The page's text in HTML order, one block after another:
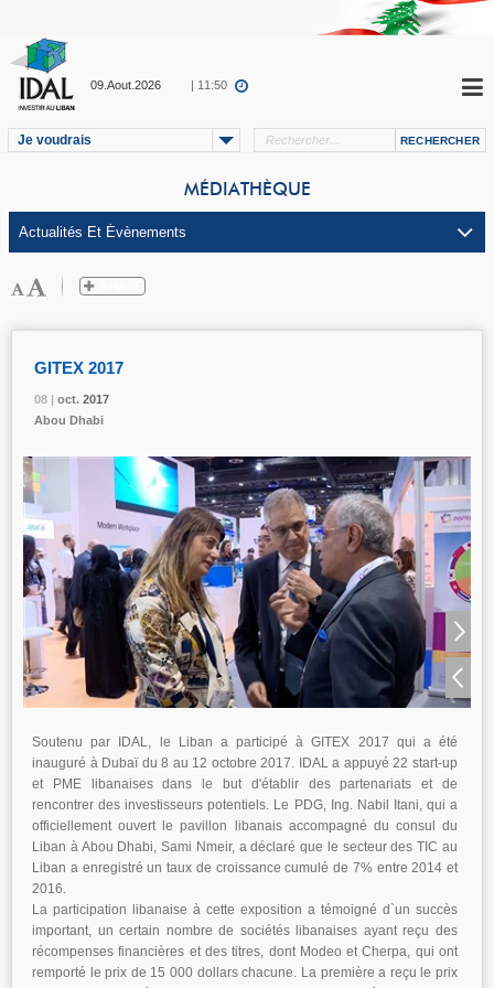
09.Aout.2026 | 11:50
Je voudrais
MÉDIATHÈQUE
08 | oct. 2017
GITEX 2017
08 | oct. 2017
Abou Dhabi
08 | oct. 2017
08 | oct. 2017
Soutenu par IDAL, le Liban a participé à GITEX 2017 qui a été
inauguré à Dubaï du 8 au 12 octobre 2017. IDAL a appuyé 22 start-up
et PME libanaises dans le but d'établir des partenariats et de
rencontrer des investisseurs potentiels. Le PDG, Ing. Nabil Itani, qui a
officiellement ouvert le pavillon libanais accompagné du consul du
Liban à Abou Dhabi, Sami Nmeir, a déclaré que le secteur des TIC au
Liban a enregistré un taux de croissance cumulé de 7% entre 2014 et
2016.
La participation libanaise à cette exposition a témoigné d`un succès
important, un certain nombre de sociétés libanaises ayant reçu des
récompenses financières et des titres, dont Modeo et Cherpa, qui ont
remporté le prix de 15 000 dollars chacune. La première a reçu le prix